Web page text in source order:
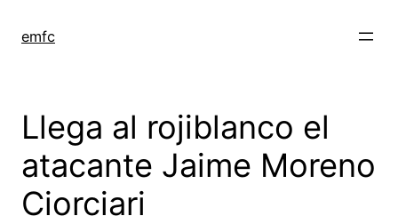
emfc
Llega al rojiblanco el
atacante Jaime Moreno
Ciorciari